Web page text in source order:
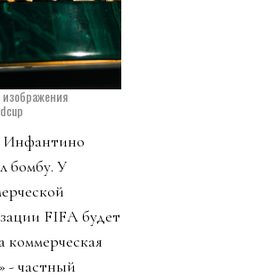
Инфантино
бомбу. У
FIFA будет
коммерческая
- частный